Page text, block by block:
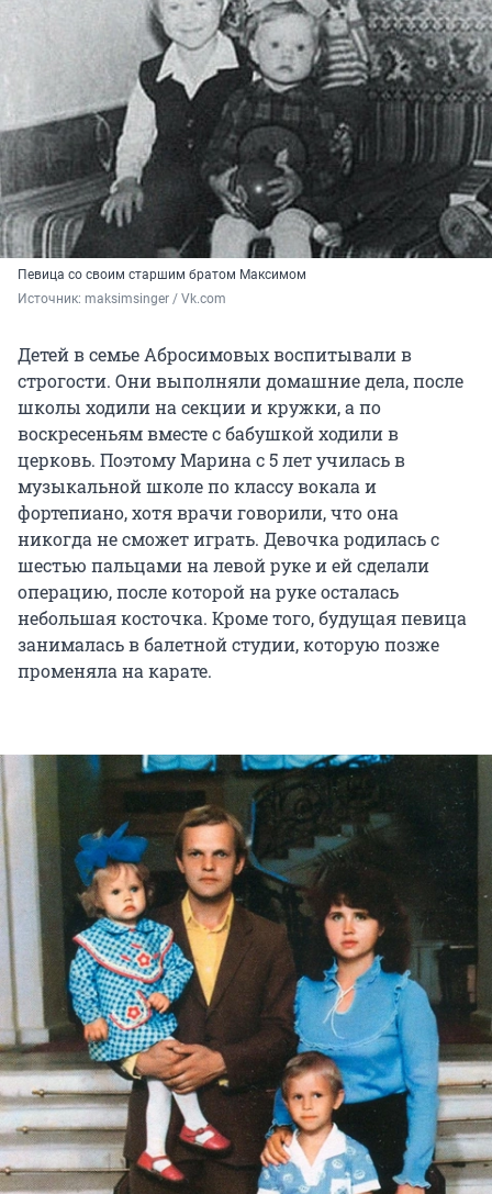
Певица со своим старшим братом Максимом
Источник: maksimsinger / Vk.com
Детей в семье Абросимовых воспитывали в
строгости. Они выполняли домашние дела, после
школы ходили на секции и кружки, а по
воскресеньям вместе с бабушкой ходили в
церковь. Поэтому Марина с 5 лет училась в
музыкальной школе по классу вокала и
фортепиано, хотя врачи говорили, что она
никогда не сможет играть. Девочка родилась с
шестью пальцами на левой руке и ей сделали
операцию, после которой на руке осталась
небольшая косточка. Кроме того, будущая певица
занималась в балетной студии, которую позже
променяла на карате.